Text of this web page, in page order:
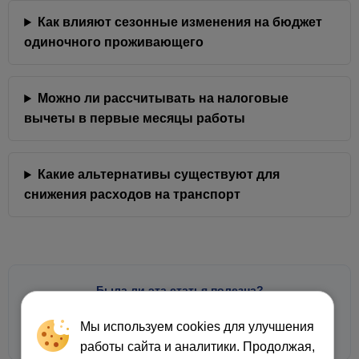
Как влияют сезонные изменения на бюджет
одиночного проживающего
Можно ли рассчитывать на налоговые
вычеты в первые месяцы работы
Какие альтернативы существуют для
снижения расходов на транспорт
Была ли эта статья полезна?
👍Да 😕Нормально
💩Нет
Мы используем cookies для улучшения
работы сайта и аналитики. Продолжая,